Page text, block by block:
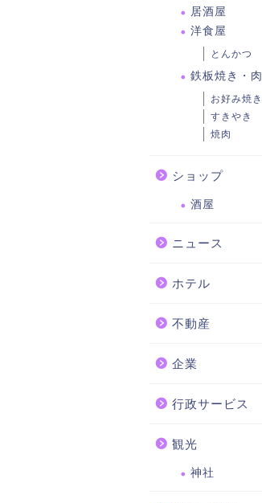
居酒屋
洋食屋
とんかつ
鉄板焼き・肉
お好み焼き
すきやき
焼肉
ショップ
酒屋
ニュース
ホテル
不動産
企業
行政サービス
観光
神社